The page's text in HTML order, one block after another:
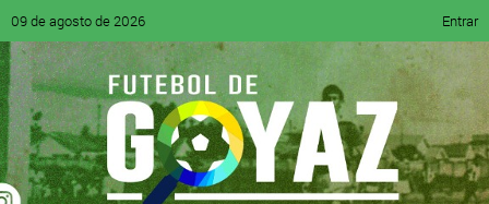
09 de agosto de 2026 Entrar